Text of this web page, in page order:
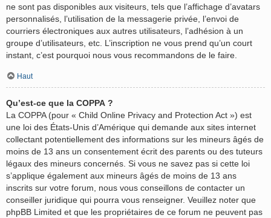
ne sont pas disponibles aux visiteurs, tels que l’affichage d’avatars
personnalisés, l’utilisation de la messagerie privée, l’envoi de
courriers électroniques aux autres utilisateurs, l’adhésion à un
groupe d’utilisateurs, etc. L’inscription ne vous prend qu’un court
instant, c’est pourquoi nous vous recommandons de le faire.
Haut
Qu’est-ce que la COPPA ?
La COPPA (pour « Child Online Privacy and Protection Act ») est
une loi des États-Unis d’Amérique qui demande aux sites internet
collectant potentiellement des informations sur les mineurs âgés de
moins de 13 ans un consentement écrit des parents ou des tuteurs
légaux des mineurs concernés. Si vous ne savez pas si cette loi
s’applique également aux mineurs âgés de moins de 13 ans
inscrits sur votre forum, nous vous conseillons de contacter un
conseiller juridique qui pourra vous renseigner. Veuillez noter que
phpBB Limited et que les propriétaires de ce forum ne peuvent pas